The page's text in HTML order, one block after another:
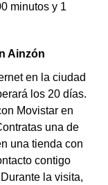
minutos y 1
Ainzón
en la ciudad
los 20 días.
Movistar en
una de
una tienda con
contigo
la visita,